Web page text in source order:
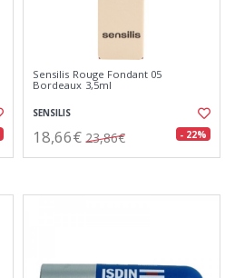
Sensilis Rouge Fondant 05
Bordeaux 3,5ml
SENSILIS
18,66€ 23,86€ - 22%